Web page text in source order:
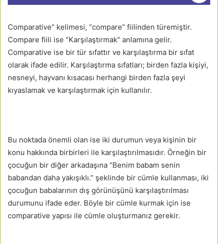
Comparative” kelimesi, “compare” fiilinden türemiştir.
Compare fiili ise “Karşılaştırmak” anlamına gelir.
Comparative ise bir tür sıfattır ve karşılaştırma bir sıfat
olarak ifade edilir. Karşılaştırma sıfatları; birden fazla kişiyi,
nesneyi, hayvanı kısacası herhangi birden fazla şeyi
kıyaslamak ve karşılaştırmak için kullanılır.
Bu noktada önemli olan ise iki durumun veya kişinin bir
konu hakkında birbirleri ile karşılaştırılmasıdır. Örneğin bir
çocuğun bir diğer arkadaşına “Benim babam senin
babandan daha yakışıklı.” şeklinde bir cümle kullanması, iki
çocuğun babalarının dış görünüşünü karşılaştırılması
durumunu ifade eder. Böyle bir cümle kurmak için ise
comparative yapısı ile cümle oluşturmanız gerekir.